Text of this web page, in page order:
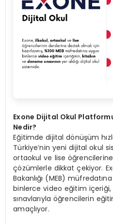
Exone Dijital Okul
Nedir?
Eğitimde dijital dönüşüm
Türkiye’nin yeni dijital okul
ortaokul ve lise
çözümlerle dikkat çekiyor.
Bakanlığı (MEB)
binlerce video eğitim
sınavlarıyla öğrencilerin
amaçlıyor.